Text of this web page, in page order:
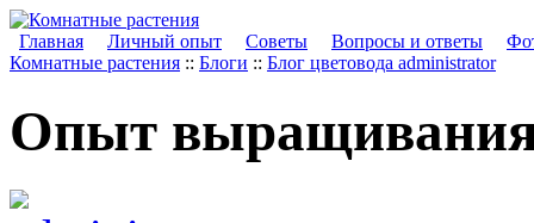
Главная Личный опыт Советы Вопросы и ответы
Комнатные растения :: Блоги :: Блог цветовода administrator
Опыт выращивания